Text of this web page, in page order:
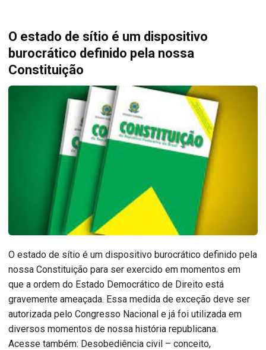
O estado de sítio é um dispositivo
burocrático definido pela nossa
Constituição
O estado de sítio é um dispositivo burocrático definido pela
nossa Constituição para ser exercido em momentos em
que a ordem do Estado Democrático de Direito está
gravemente ameaçada. Essa medida de exceção deve ser
autorizada pelo Congresso Nacional e já foi utilizada em
diversos momentos de nossa história republicana.
Acesse também: Desobediência civil – conceito,